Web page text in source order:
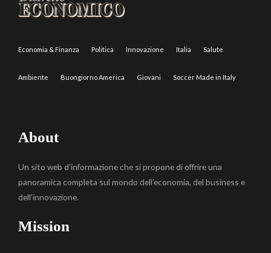
Economia & Finanza Politica Innovazione Italia Salute
Ambiente Buongiorno America Giovani Soccer Made in Italy
About
Un sito web d’informazione che si propone di offrire una
panoramica completa sul mondo dell’economia, del business e
dell’innovazione.
Mission